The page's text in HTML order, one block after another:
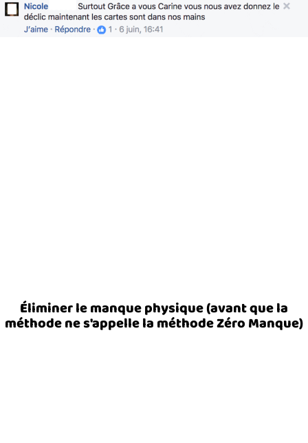
Éliminer le manque physique (avant que la
méthode ne s'appelle la méthode Zéro Manque)